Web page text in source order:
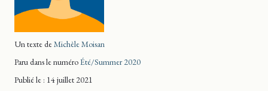
Un texte deMichèle Moisan
Paru dans le numéroÉté/Summer 2020
Publié le : 14 juillet 2021